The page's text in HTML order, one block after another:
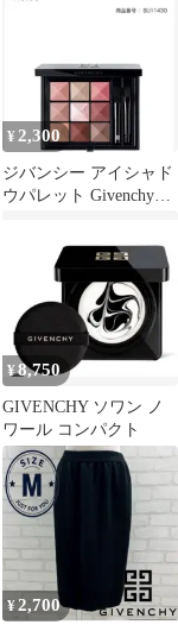
¥ 2,300
ジバンシー アイシャド
ウパレット Givenchy
¥8,750
GIVENCHY ソワン ノ
ワール コンパクト
¥2,700